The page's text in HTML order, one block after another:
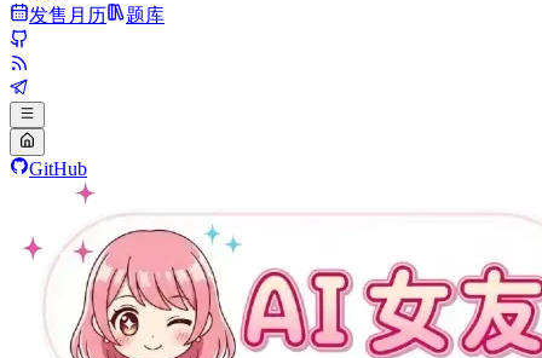
发售月历
题库
GitHub